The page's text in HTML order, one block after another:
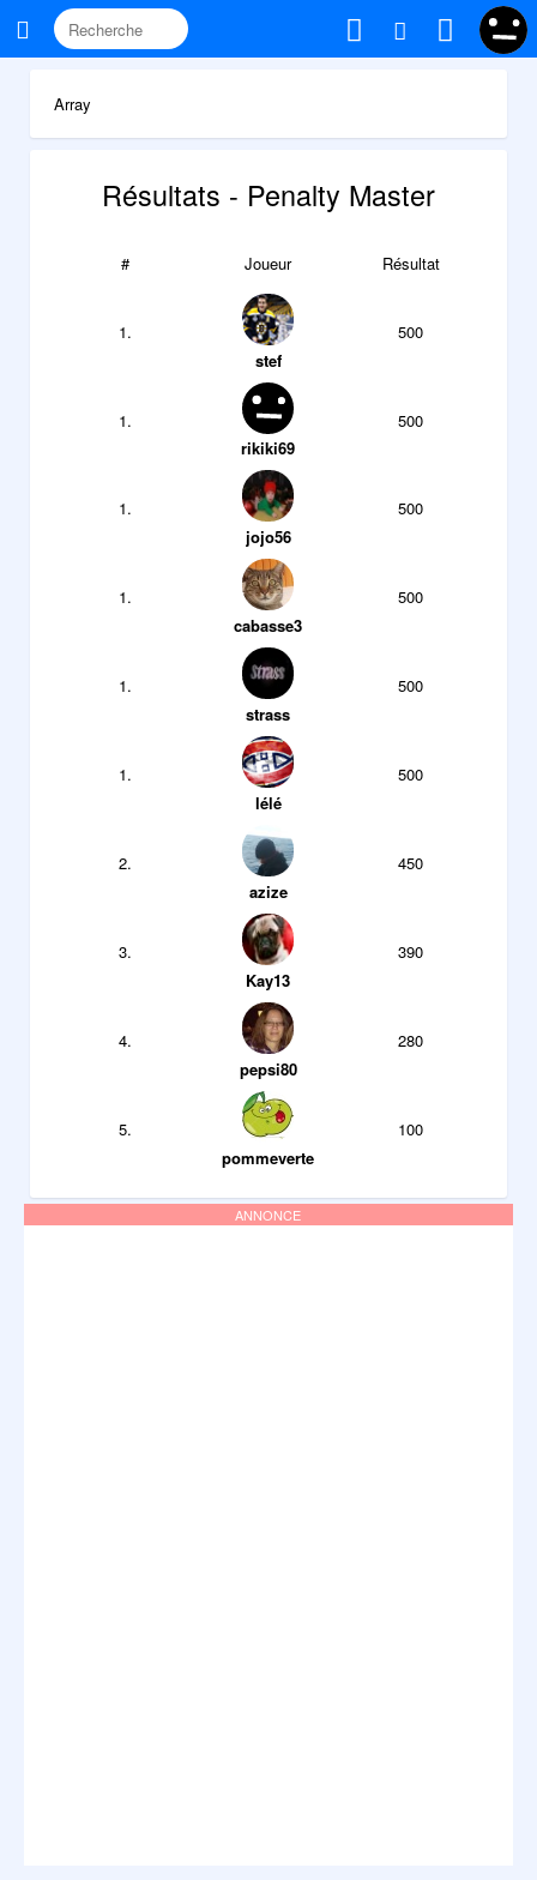
Array
Résultats - Penalty Master
# Joueur Résultat
1.
stef
500
1.
rikiki69
500
1.
jojo56
500
1.
cabasse3
500
1.
strass
500
1.
lélé
500
2.
azize
450
3.
Kay13
390
4.
pepsi80
280
5.
pommeverte
100
ANNONCE